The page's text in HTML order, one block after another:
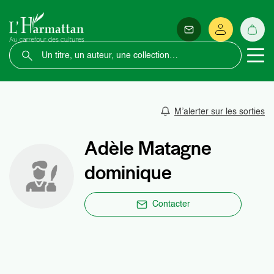
M’alerter sur les sorties
Adèle Matagne
dominique
Contacter